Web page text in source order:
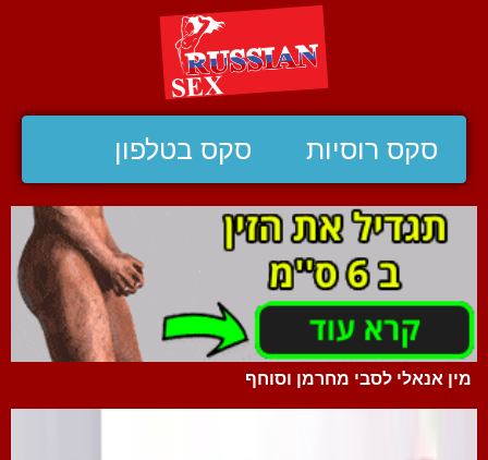
סקס רוסיות סקס בטלפון
מין אנאלי לסבי מחרמן וסוחף